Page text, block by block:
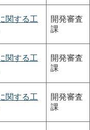
関する工
開発審査
課
関する工
開発審査
課
関する工
開発審査
課